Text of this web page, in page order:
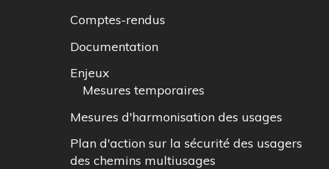
Comptes-rendus
Documentation
Enjeux
Mesures temporaires
Mesures d'harmonisation des usages
Plan d'action sur la sécurité des usagers
des chemins multiusages